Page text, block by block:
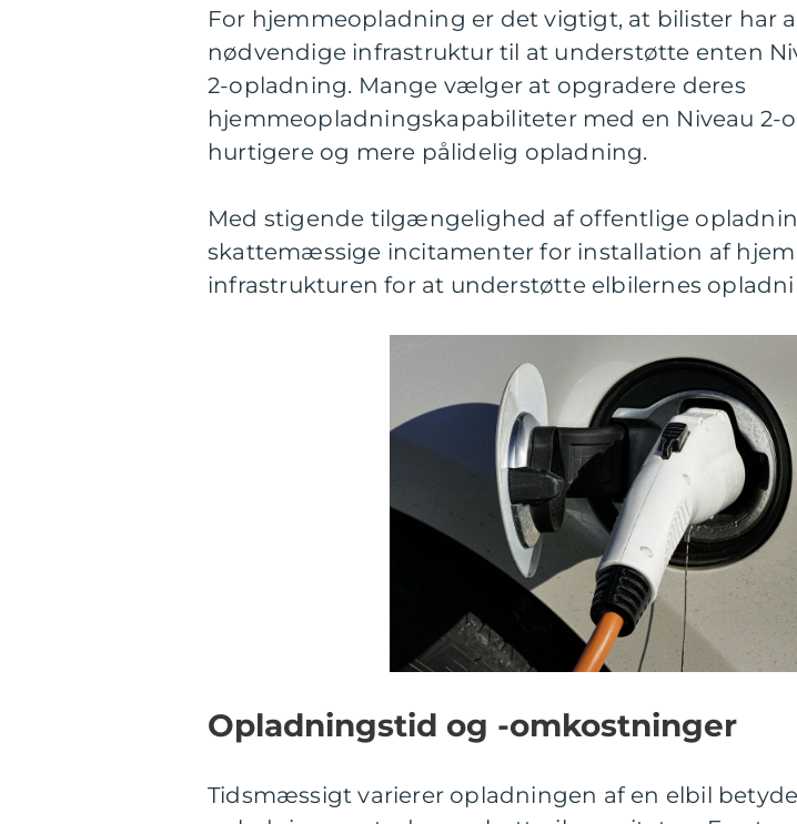
For hjemmeopladning er det vigtigt, at bilister har
nødvendige infrastruktur til at understøtte enten
2-opladning. Mange vælger at opgradere deres
hjemmeopladningskapabiliteter med en Niveau 2-
hurtigere og mere pålidelig opladning.
Med stigende tilgængelighed af offentlige
skattemæssige incitamenter for installation af
infrastrukturen for at understøtte elbilernes
Opladningstid og -omkostninger
Tidsmæssigt varierer opladningen af en elbil